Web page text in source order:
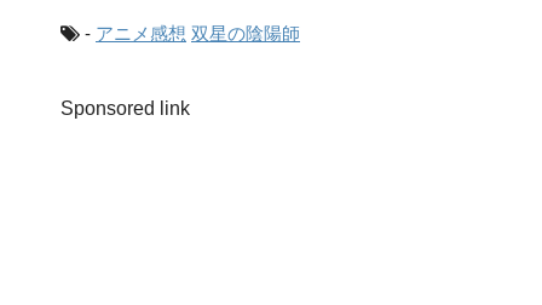
- アニメ感想 双星の陰陽師
Sponsored link